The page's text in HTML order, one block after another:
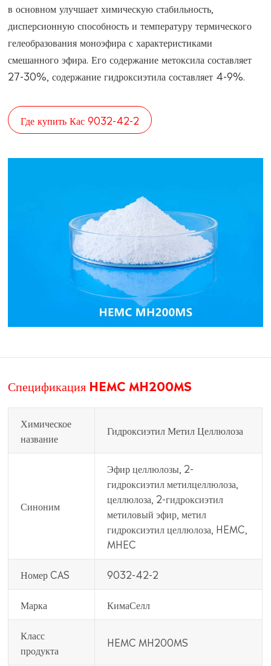
в основном улучшает химическую стабильность,
дисперсионную способность и температуру термического
гелеобразования моноэфира с характеристиками
смешанного эфира. Его содержание метоксила составляет
27-30%, содержание гидроксиэтила составляет 4-9%.
Где купить Кас 9032-42-2
Спецификация HEMC MH200MS
Химическое
название
Гидроксиэтил Метил Целлюлоза
Синоним
Эфир целлюлозы, 2-
гидроксиэтил метилцеллюлоза,
целлюлоза, 2-гидроксиэтил
метиловый эфир, метил
гидроксиэтил целлюлоза, HEMC,
MHEC
Номер CAS 9032-42-2
Марка КимаСелл
Класс
продукта
HEMC MH200MS